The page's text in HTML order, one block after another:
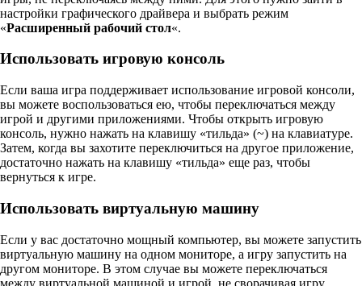
настройки графического драйвера и выбрать режим
«Расширенный рабочий стол«.
Использовать игровую консоль
Если ваша игра поддерживает использование игровой консоли,
вы можете воспользоваться ею, чтобы переключаться между
игрой и другими приложениями. Чтобы открыть игровую
консоль, нужно нажать на клавишу «тильда» (~) на клавиатуре.
Затем, когда вы захотите переключиться на другое приложение,
достаточно нажать на клавишу «тильда» еще раз, чтобы
вернуться к игре.
Использовать виртуальную машину
Если у вас достаточно мощный компьютер, вы можете запустить
виртуальную машину на одном мониторе, а игру запустить на
другом мониторе. В этом случае вы можете переключаться
между виртуальной машиной и игрой, не сворачивая игру.